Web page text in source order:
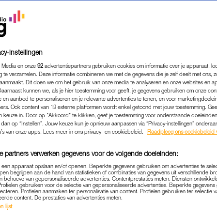
BEGON OP HAAR
'HET WAS
IN HET BEGIN'
02-12-2025 | BLOEM VAN BEIJSTERVELDT
instellingen
en onze 92 advertentiepartners gebruiken cookies om informatie over je apparaat,
te verzamelen. Deze informatie combineren we met de gegevens die je zelf deelt met ons,
Dit doen we om het gebruik van onze media te analyseren en onze websites en
kunnen we, als je hier toestemming voor geeft, je gegevens gebruiken om onze
en aanbod te personaliseren en je relevante advertenties te tonen, en voor
Ook content van 13 externe platformen wordt enkel getoond met jouw toestemming.
keuze in. Door op "Akkoord" te klikken, geef je toestemming voor onderstaande
op “Instellen”. Jouw keuze kun je opnieuw aanpassen via “Privacy-instellingen”
van onze apps. Lees meer in ons privacy- en cookiebeleid.
Raadpleeg ons cookiebeleid
partners verwerken gegevens voor de volgende doeleinden:
apparaat opslaan en/of openen. Beperkte gegevens gebruiken om advertenties te
begrijpen aan de hand van statistieken of combinaties van gegevens uit verschillende
behoeve van gepersonaliseerde advertenties. Contentprestaties meten. Diensten
gebruiken voor de selectie van gepersonaliseerde advertenties. Beperkte
Profielen aanmaken ter personalisatie van content. Profielen gebruiken ter selectie
content. De prestaties van advertenties meten.
lijst